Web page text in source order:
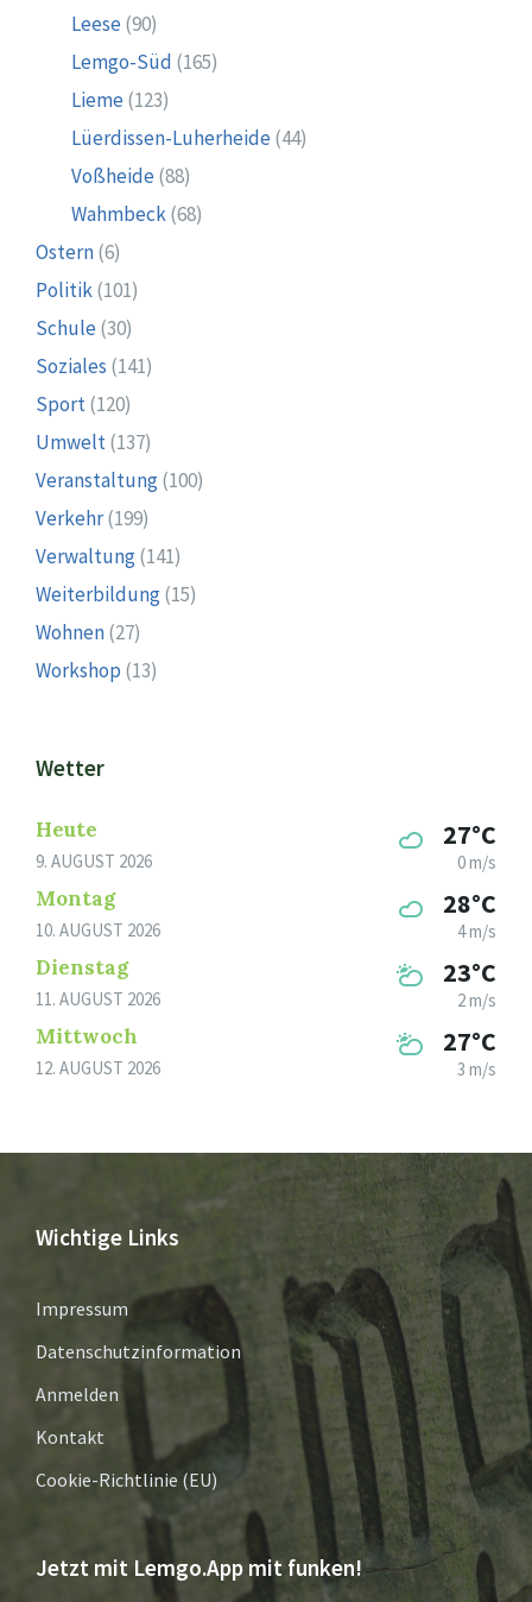
Leese (90)
Lemgo-Süd (165)
Lieme (123)
Lüerdissen-Luherheide (44)
Voßheide (88)
Wahmbeck(68)
Ostern(6)
Politik(101)
Schule (30)
Soziales (141)
Sport(120)
Umwelt(137)
Veranstaltung(100)
Verkehr(199)
Verwaltung(141)
Weiterbildung(15)
Wohnen(27)
Workshop (13)
Wetter
Heute
9. AUGUST 2026
27°C
0 m/s
Montag
10. AUGUST 2026
28°C
4 m/s
Dienstag
11. AUGUST 2026
23°C
2 m/s
Mittwoch
12. AUGUST 2026
27°C
3 m/s
Wichtige Links
Impressum
Datenschutzinformation
Anmelden
Kontakt
Cookie-Richtlinie (EU)
Jetzt mit Lemgo.App mit funken!